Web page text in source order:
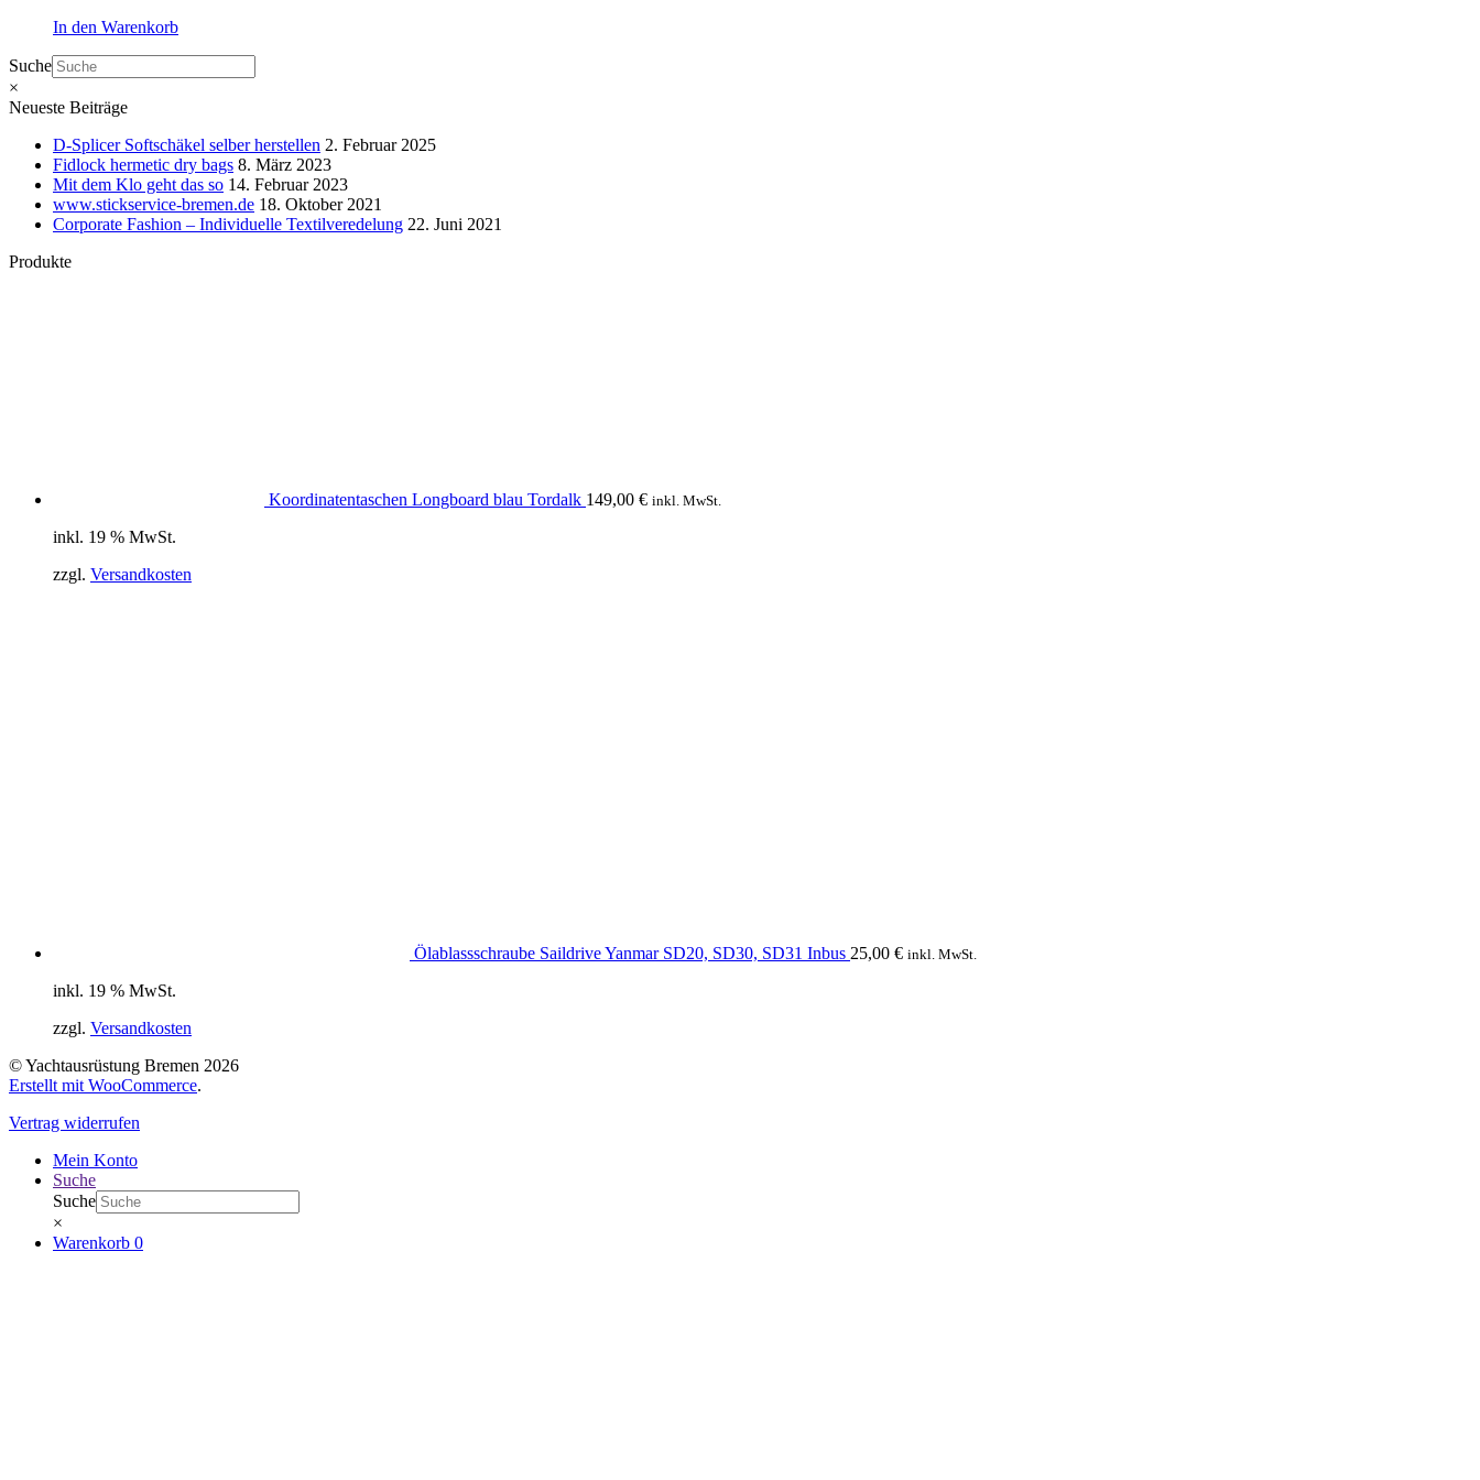
In den Warenkorb
Suche
×
Neueste Beiträge
D-Splicer Softschäkel selber herstellen 2. Februar 2025
Fidlock hermetic dry bags 8. März 2023
Mit dem Klo geht das so 14. Februar 2023
www.stickservice-bremen.de 18. Oktober 2021
Corporate Fashion – Individuelle Textilveredelung 22. Juni 2021
Produkte
Koordinatentaschen Longboard blau Tordalk 149,00 € inkl. MwSt.
inkl. 19 % MwSt.
zzgl. Versandkosten
Ölablassschraube Saildrive Yanmar SD20, SD30, SD31 Inbus 25,00 € inkl. MwSt.
inkl. 19 % MwSt.
zzgl. Versandkosten
© Yachtausrüstung Bremen 2026
Erstellt mit WooCommerce.
Vertrag widerrufen
Mein Konto
Suche
Suche
×
Warenkorb 0